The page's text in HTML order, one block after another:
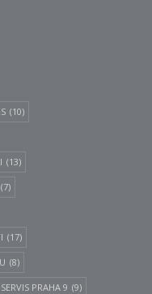
(10)
(13)
(7)
(17)
(8)
PRAHA 9 (9)